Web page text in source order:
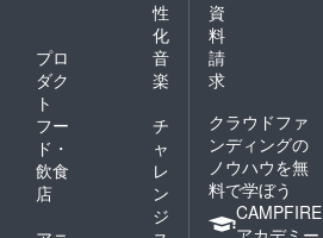
とりまる ちょも 楽泗
わた 背景 たみ。 千年凛
pon hu-ko なつお えだっ
ち 大佐 章 ノレ 飯坂
圭吾 虎瀬くの 撮影 ラビッ
トマシーン 制作 記憶図書制
性
化
プロ
ダク
ト
音
楽
フー
ド・
飲食
店
チ
ャ
レ
ン
ジ
資
料
請
求
クラウドファ
ンディングの
ノウハウを無
料で学ぼう
CAMPFIRE